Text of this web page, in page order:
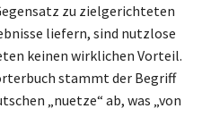
zu zielgerichteten
liefern, sind nutzlose
keinen wirklichen Vorteil.
stammt der Begriff
„nuetze“ ab, was „von